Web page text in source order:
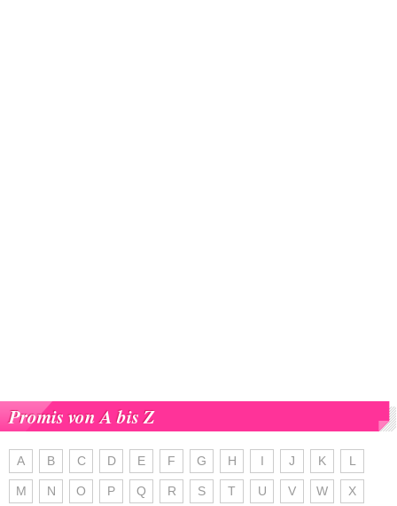
Promis von A bis Z
A B C D E F G H I J K L
M N O P Q R S T U V W X